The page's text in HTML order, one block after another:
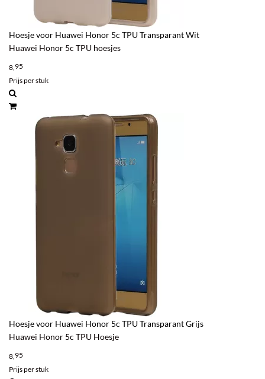
Hoesje voor Huawei Honor 5c TPU Transparant Wit
Huawei Honor 5c TPU hoesjes
8,95
Prijs per stuk
Hoesje voor Huawei Honor 5c TPU Transparant Grijs
Huawei Honor 5c TPU Hoesje
8,95
Prijs per stuk